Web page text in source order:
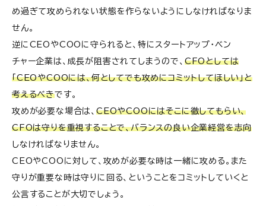
め過ぎて攻められない状態を作らないようにしなければなりま
せん。
逆にCEOやCOOに守られると、特にスタートアップ・ベン
チャー企業は、成長が阻害されてしまうので、 CFOとしては
「CEOやCOOには、何としてでも攻めにコミットしてほしい」と
考えるべきです。
攻めが必要な場合は、 CEOやCOOにはそこに徹してもらい、
CFOは守りを重視することで、バランスの良い企業経営を志向
しなければなりません。
CEOやCOOに対して、攻めが必要な時は一緒に攻める。また
守りが重要な時は守りに回る、ということをコミットしていくと
公言することが大切でしょう。